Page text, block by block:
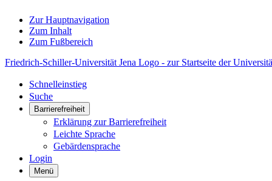
Zur Hauptnavigation
Zum Inhalt
Zum Fußbereich
Friedrich-Schiller-Universität Jena Logo - zur Startseite der
Schnelleinstieg
Suche
Barrierefreiheit
Erklärung zur Barrierefreiheit
Leichte Sprache
Gebärdensprache
Login
Menü